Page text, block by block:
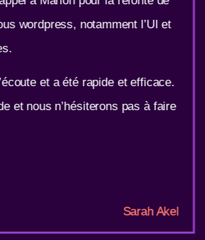
wordpress, notamment l’UI et
et a été rapide et efficace.
et nous n’hésiterons pas à faire
Sarah Akel